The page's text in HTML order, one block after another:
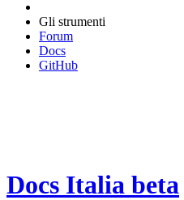
Gli strumenti
Forum
Docs
GitHub
Docs Italia beta